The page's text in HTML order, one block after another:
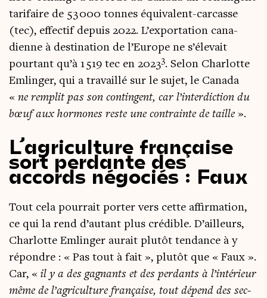
tari­faire de 53 000 tonnes équi­valent-car­casse
(tec), effec­tif depuis 2022. L’exportation cana­
dienne à des­ti­na­tion de l’Europe ne s’élevait
pour­tant qu’à 1 519 tec en 20233. Selon Char­lotte
Emlin­ger, qui a tra­vaillé sur le sujet, le Cana­da
« ne rem­plit pas son contin­gent, car l’interdiction du
bœuf aux hor­mones reste une contrainte de taille ».
L’agriculture française
sort perdante des
accords négociés : Faux
Tout cela pour­rait por­ter vers cette affir­ma­tion,
ce qui la rend d’autant plus cré­dible. D’ailleurs,
Char­lotte Emlin­ger aurait plu­tôt ten­dance à y
répondre : « Pas tout à fait », plu­tôt que « Faux ».
Car, « il y a des gagnants et des per­dants à l’intérieur
même de l’agriculture fran­çaise, tout dépend des sec­